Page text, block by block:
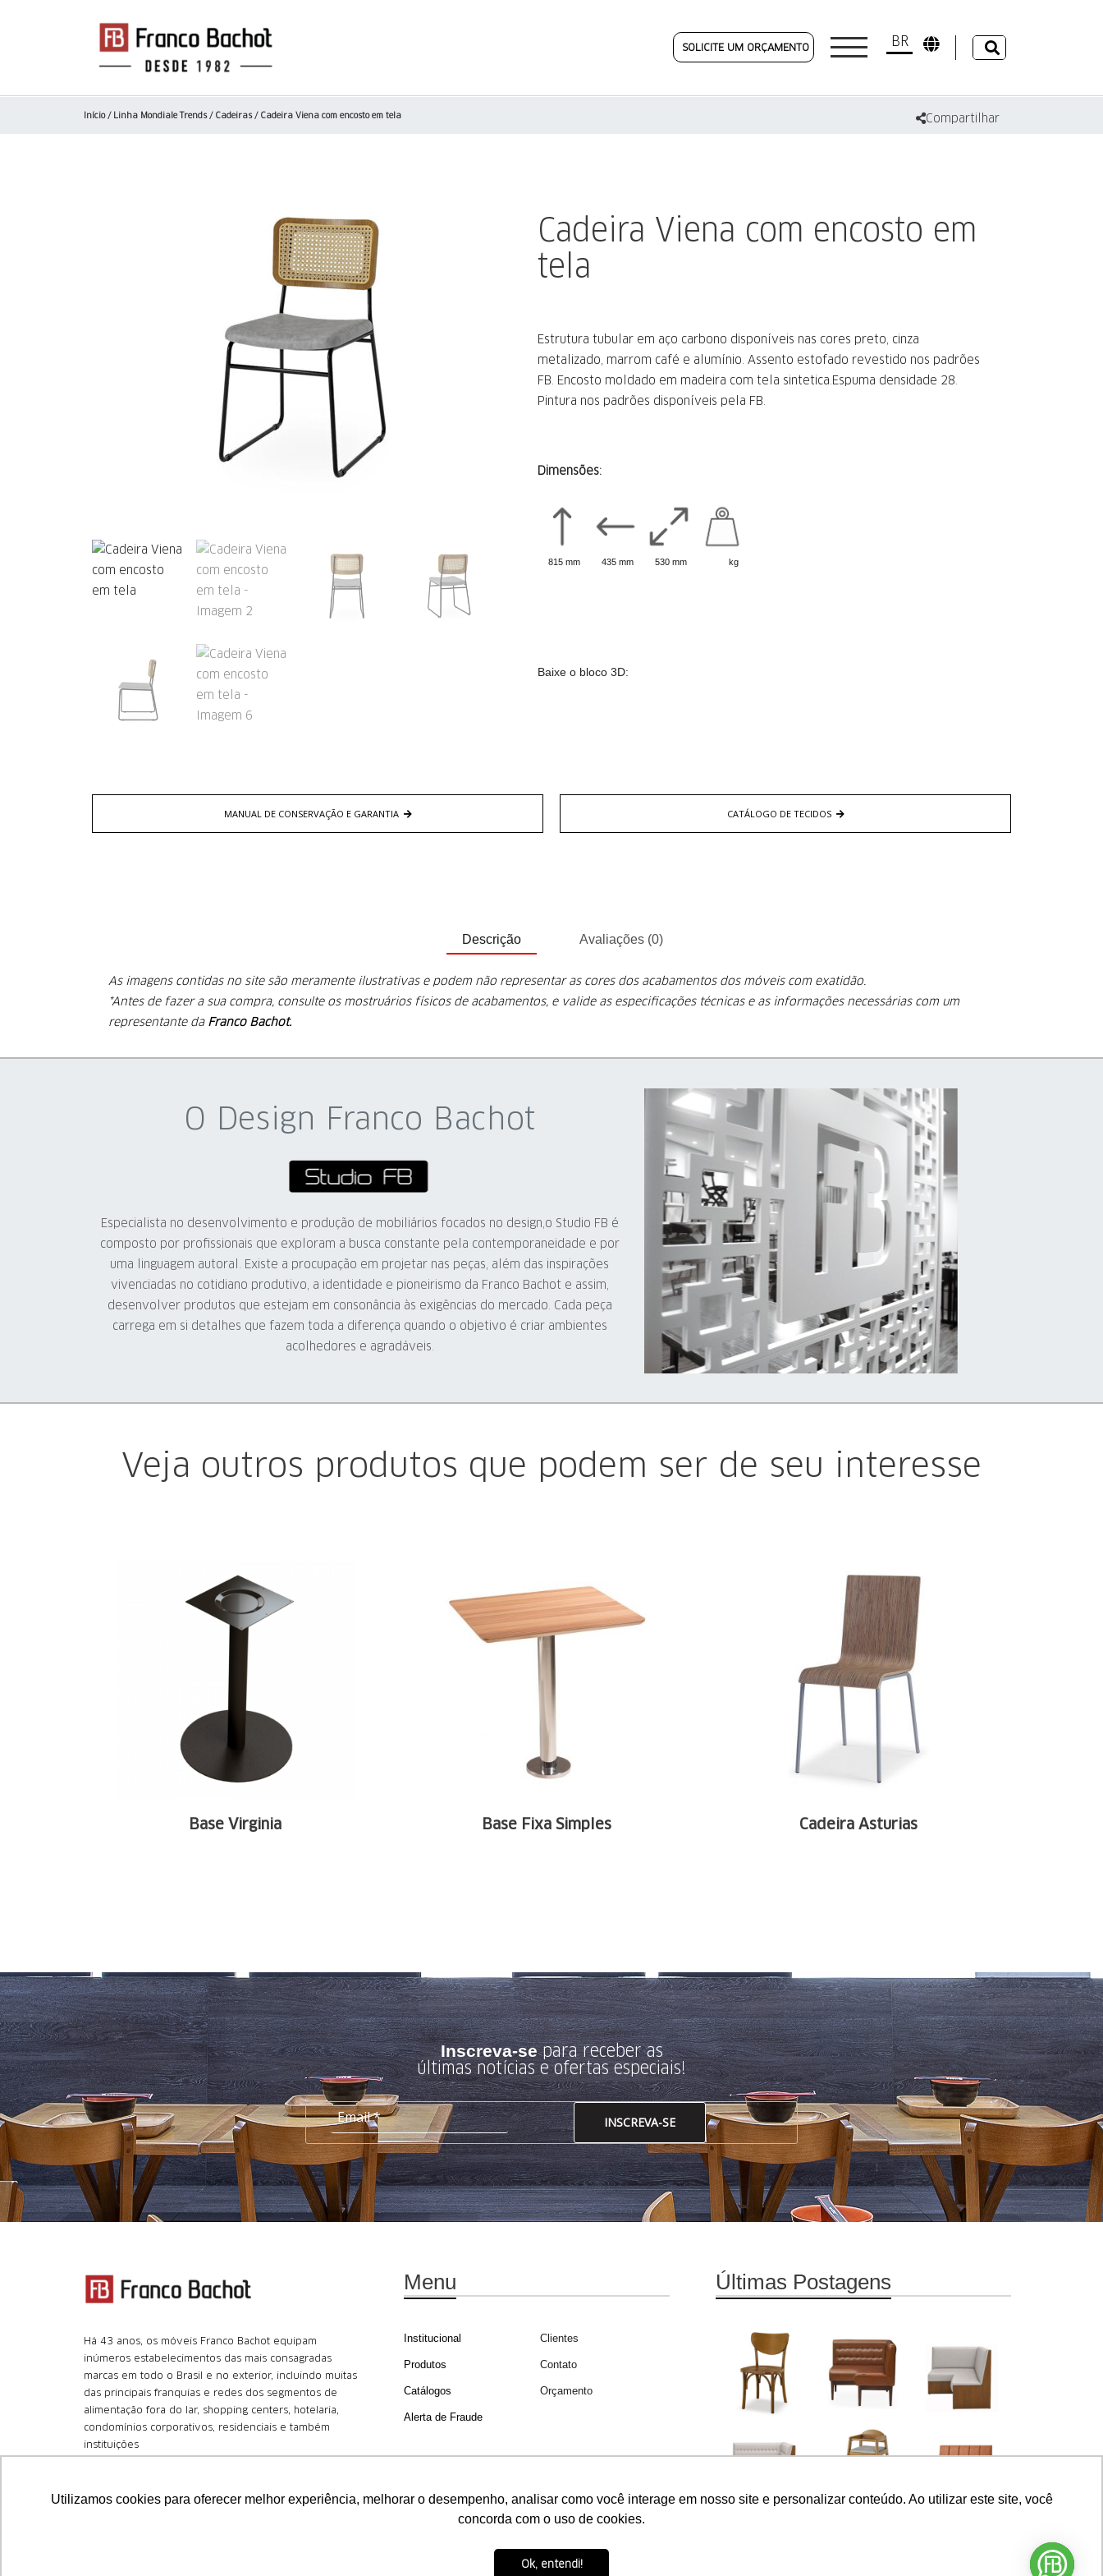
Utilizamos cookies para oferecer melhor experiência, melhorar o desempenho, analisar como você interage em nosso site e personalizar conteúdo. Ao utilizar este site, você
concorda com o uso de cookies.
Ok, entendi!
SOLICITE UM ORÇAMENTO BR
Início/ Linha Mondiale Trends/ Cadeiras/ Cadeira Viena com encosto em tela Compartilhar
Cadeira Viena com encosto em
tela
Estrutura tubular em aço carbono disponíveis nas cores preto, cinza
metalizado, marrom café e alumínio. Assento estofado revestido nos padrões
FB. Encosto moldado em madeira com tela sintetica.Espuma densidade 28.
Pintura nos padrões disponíveis pela FB.
Dimensões:
815 mm 435 mm 530 mm kg
Baixe o bloco 3D:
MANUAL DE CONSERVAÇÃO E GARANTIA CATÁLOGO DE TECIDOS
Descrição Avaliações (0)
As imagens contidas no site são meramente ilustrativas e podem não representar as cores dos acabamentos dos móveis com exatidão.
*Antes de fazer a sua compra, consulte os mostruários físicos de acabamentos, e valide as especificações técnicas e as informações necessárias com um
representante da Franco Bachot.
O Design Franco Bachot
Especialista no desenvolvimento e produção de mobiliários focados no design,o Studio FB é
composto por profissionais que exploram a busca constante pela contemporaneidade e por
uma linguagem autoral. Existe a procupação em projetar nas peças, além das inspirações
vivenciadas no cotidiano produtivo, a identidade e pioneirismo da Franco Bachot e assim,
desenvolver produtos que estejam em consonância às exigências do mercado. Cada peça
carrega em si detalhes que fazem toda a diferença quando o objetivo é criar ambientes
acolhedores e agradáveis.
Veja outros produtos que podem ser de seu interesse
Base Virginia Base Fixa Simples Cadeira Asturias
Inscreva-separa receber as
últimas notícias e ofertas especiais!
INSCREVA-SE
Há 43 anos, os móveis Franco Bachot equipam
inúmeros estabelecimentos das mais consagradas
marcas em todo o Brasil e no exterior, incluindo muitas
das principais franquias e redes dos segmentos de
alimentação fora do lar, shopping centers, hotelaria,
condomínios corporativos, residenciais e também
instituições
Central Nacional de Atendimento
Menu
Institucional
Produtos
Catálogos
Alerta de Fraude
Clientes
Contato
Orçamento
Últimas Postagens